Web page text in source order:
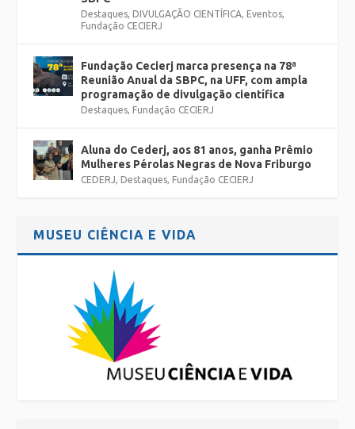
Destaques, DIVULGAÇÃO CIENTÍFICA, Eventos,
Fundação CECIERJ
Fundação Cecierj marca presença na 78ª
Reunião Anual da SBPC, na UFF, com ampla
programação de divulgação científica
Destaques, Fundação CECIERJ
Aluna do Cederj, aos 81 anos, ganha Prêmio
Mulheres Pérolas Negras de Nova Friburgo
CEDERJ, Destaques, Fundação CECIERJ
MUSEU CIÊNCIA E VIDA